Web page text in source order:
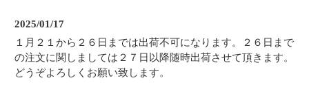
2025/01/17
１月２１から２６日までは出荷不可になります。２６日まで
の注文に関しましては２７日以降随時出荷させて頂きます。
どうぞよろしくお願い致します。